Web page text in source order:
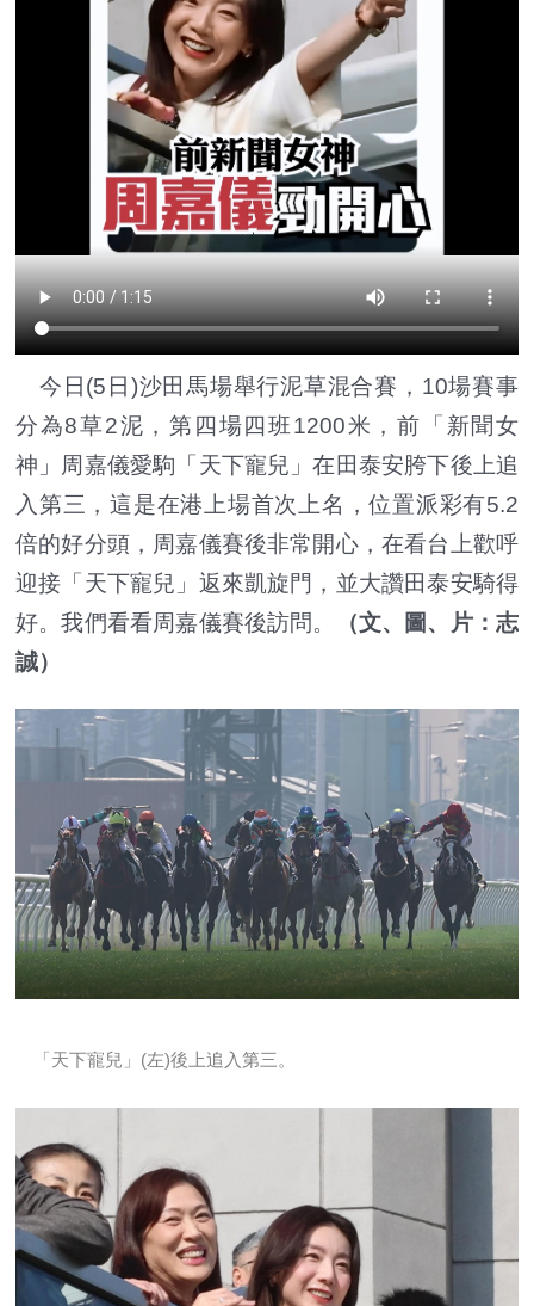
今日(5日)沙田馬場舉行泥草混合賽，10場賽事
分為8草2泥，第四場四班1200米，前「新聞女
神」周嘉儀愛駒「天下寵兒」在田泰安胯下後上追
入第三，這是在港上場首次上名，位置派彩有5.2
倍的好分頭，周嘉儀賽後非常開心，在看台上歡呼
迎接「天下寵兒」返來凱旋門，並大讚田泰安騎得
好。我們看看周嘉儀賽後訪問。
（文、圖、片：志
誠）
「天下寵兒」(左)後上追入第三。